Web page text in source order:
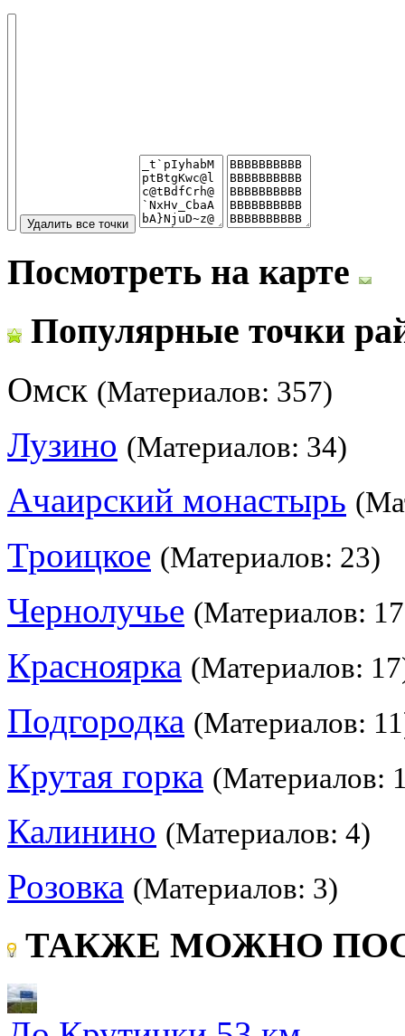
Посмотреть на карте
Популярные точки
Омск (Материалов: 357)
Лузино (Материалов: 34)
Ачаирский монастырь
Троицкое (Материалов: 23)
Чернолучье (Материалов:
Красноярка (Материалов:
Подгородка (Материалов:
Крутая горка (Материалов:
Калинино (Материалов: 4)
Розовка (Материалов: 3)
ТАКЖЕ МОЖНО